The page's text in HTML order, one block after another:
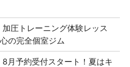
加圧トレーニング体験レッス
の完全個室ジム
8月予約受付スタート！夏はキ